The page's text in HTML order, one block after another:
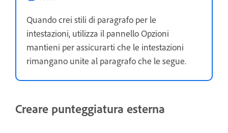
Quando crei stili di paragrafo per le
intestazioni, utilizza il pannello Opzioni
mantieni per assicurarti che le intestazioni
rimangano unite al paragrafo che le segue.
Creare punteggiatura esterna